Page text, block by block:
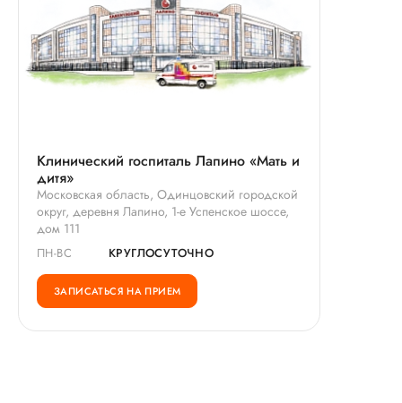
Клинический госпиталь Лапино «Мать и
дитя»
Московская область, Одинцовский городской
округ, деревня Лапино, 1-е Успенское шоссе,
дом 111
ПН-ВС КРУГЛОСУТОЧНО
ЗАПИСАТЬСЯ НА ПРИЕМ